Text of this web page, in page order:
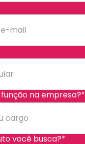
função na empresa?*
você busca?*